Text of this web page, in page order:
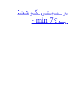
مبنی گوشت:
7